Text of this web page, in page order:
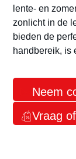
lente- en
zonlicht in de
bieden de
handbereik, is
Neem
Vraag